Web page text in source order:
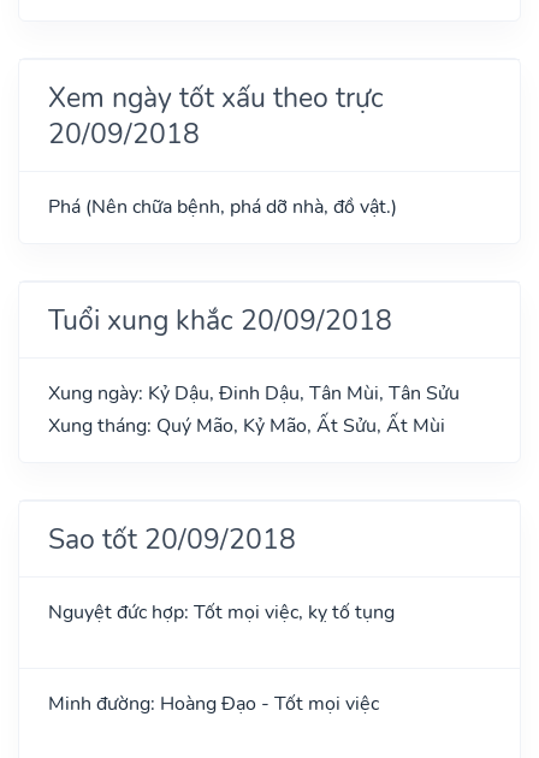
Xem ngày tốt xấu theo trực
20/09/2018
Phá (Nên chữa bệnh, phá dỡ nhà, đồ vật.)
Tuổi xung khắc 20/09/2018
Xung ngày: Kỷ Dậu, Đinh Dậu, Tân Mùi, Tân Sửu
Xung tháng: Quý Mão, Kỷ Mão, Ất Sửu, Ất Mùi
Sao tốt 20/09/2018
Nguyệt đức hợp: Tốt mọi việc, kỵ tố tụng
Minh đường: Hoàng Đạo - Tốt mọi việc